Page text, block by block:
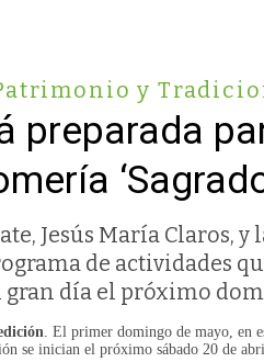
y
preparada
Jesús María Claros,
de actividades
gran día el próximo
. El primer domingo de mayo, en
se inician el próximo sábado 20